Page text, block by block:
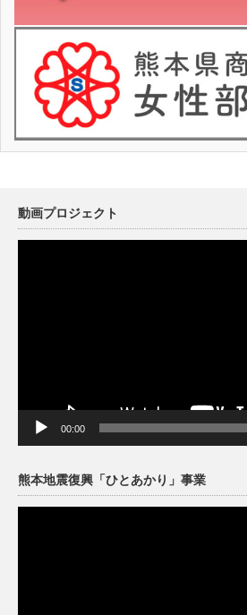
動画プロジェクト
00:00
熊本地震復興「ひとあかり」事業